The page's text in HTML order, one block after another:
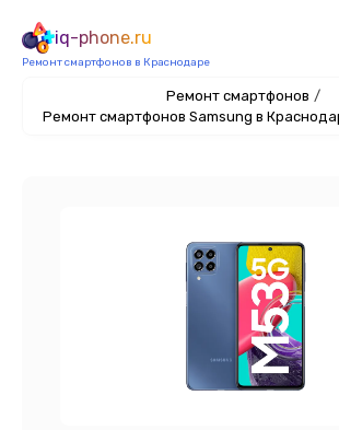
iq-phone.ru
Ремонт смартфонов в Краснодаре
Ремонт смартфонов /
Ремонт смартфонов Samsung в